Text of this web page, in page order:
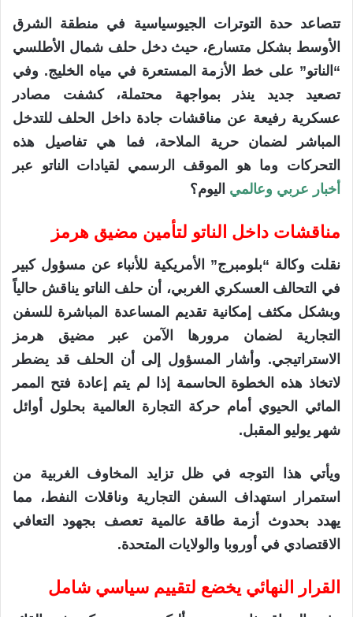
تتصاعد حدة التوترات الجيوسياسية في منطقة الشرق
الأوسط بشكل متسارع، حيث دخل حلف شمال الأطلسي
“الناتو” على خط الأزمة المستعرة في مياه الخليج. وفي
تصعيد جديد ينذر بمواجهة محتملة، كشفت مصادر
عسكرية رفيعة عن مناقشات جادة داخل الحلف للتدخل
المباشر لضمان حرية الملاحة، فما هي تفاصيل هذه
التحركات وما هو الموقف الرسمي لقيادات الناتو عبر
أخبار عربي وعالمي اليوم؟
مناقشات داخل الناتو لتأمين مضيق هرمز
نقلت وكالة “بلومبرج” الأمريكية للأنباء عن مسؤول كبير
في التحالف العسكري الغربي، أن حلف الناتو يناقش حالياً
وبشكل مكثف إمكانية تقديم المساعدة المباشرة للسفن
التجارية لضمان مرورها الآمن عبر مضيق هرمز
الاستراتيجي. وأشار المسؤول إلى أن الحلف قد يضطر
لاتخاذ هذه الخطوة الحاسمة إذا لم يتم إعادة فتح الممر
المائي الحيوي أمام حركة التجارة العالمية بحلول أوائل
شهر يوليو المقبل.
ويأتي هذا التوجه في ظل تزايد المخاوف الغربية من
استمرار استهداف السفن التجارية وناقلات النفط، مما
يهدد بحدوث أزمة طاقة عالمية تعصف بجهود التعافي
الاقتصادي في أوروبا والولايات المتحدة.
القرار النهائي يخضع لتقييم سياسي شامل